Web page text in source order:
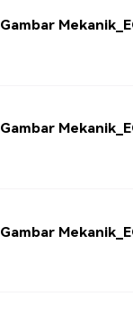
Gambar
Gambar
Gambar